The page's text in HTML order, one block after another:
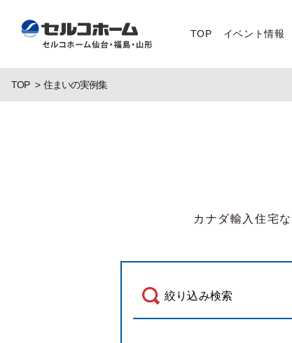
TOP イベント情報
TOP 住まいの実例集
カナダ輸入住宅
絞り込み検索